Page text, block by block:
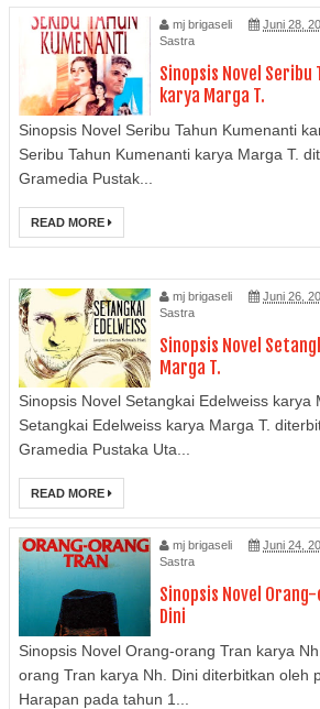
mj brigaseli Juni 28,
Sastra
Sinopsis Novel Seribu
karya Marga T.
Sinopsis Novel Seribu Tahun Kumenanti
Seribu Tahun Kumenanti karya Marga T.
Gramedia Pustak...
READ MORE
mj brigaseli Juni 26,
Sastra
Sinopsis Novel
Marga T.
Sinopsis Novel Setangkai Edelweiss karya
Setangkai Edelweiss karya Marga T.
Gramedia Pustaka Uta...
READ MORE
mj brigaseli Juni 24,
Sastra
Sinopsis Novel
Dini
Sinopsis Novel Orang-orang Tran karya
orang Tran karya Nh. Dini diterbitkan oleh
Harapan pada tahun 1...